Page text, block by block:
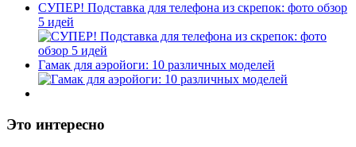
СУПЕР! Подставка для телефона из скрепок: фото обзор
5 идей
Гамак для аэройоги: 10 различных моделей
Это интересно